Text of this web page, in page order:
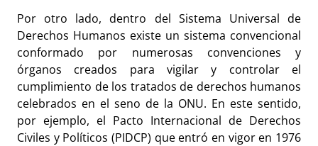
Por otro lado, dentro del Sistema Universal de
Derechos Humanos existe un sistema convencional
conformado por numerosas convenciones y
órganos creados para vigilar y controlar el
cumplimiento de los tratados de derechos humanos
celebrados en el seno de la ONU. En este sentido,
por ejemplo, el Pacto Internacional de Derechos
Civiles y Políticos (PIDCP) que entró en vigor en 1976